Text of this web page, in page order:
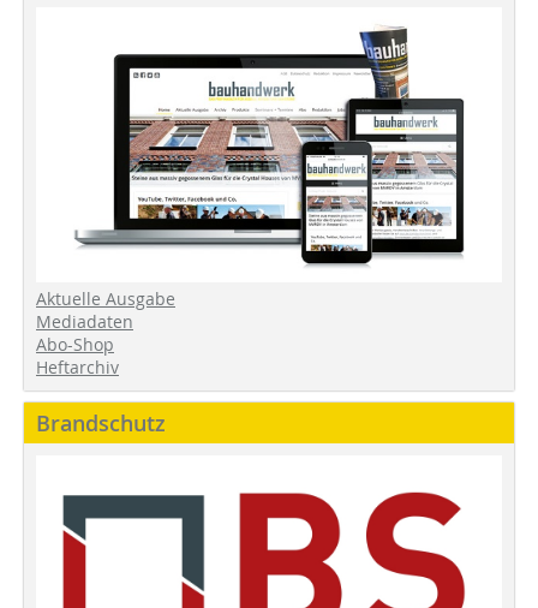
Aktuelle Ausgabe
Mediadaten
Abo-Shop
Heftarchiv
Brandschutz